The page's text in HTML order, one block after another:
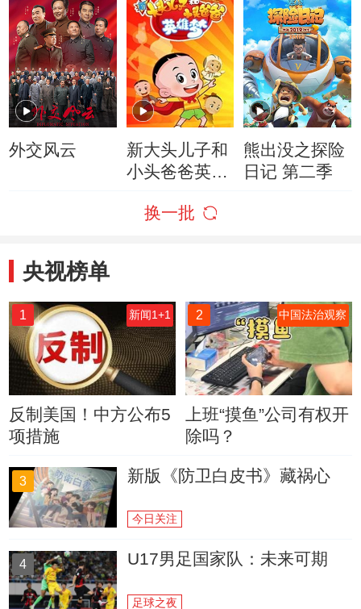
剧）
外交风云
新大头儿子和
小头爸爸英雄
熊出没之探险
日记 第二季
换一批
央视榜单
1 新闻1+1
反制美国！中方公布5
项措施
2 中国法治观察
上班“摸鱼”公司有权开
除吗？
3 新版《防卫白皮书》藏祸心
今日关注
4 U17男足国家队：未来可期
足球之夜